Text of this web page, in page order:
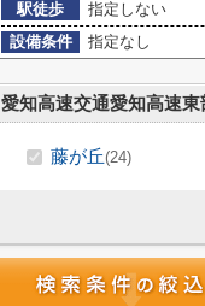
駅徒歩
指定しない
設備条件
指定なし
愛知高速交通愛知高速東
藤が丘(24)